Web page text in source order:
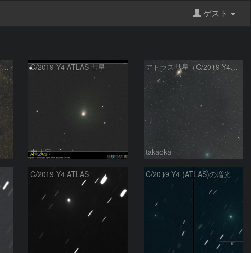
ゲスト
M81、M82に接近するアトラス彗星（C/2019 Y4） C/2019 Y4 ATLAS 彗星
韦大宝
アトラス彗星（C/2019 Y4）とM81、M82
takaoka
C/2019 Y4 ATLAS C/2019 Y4 (ATLAS)の増光